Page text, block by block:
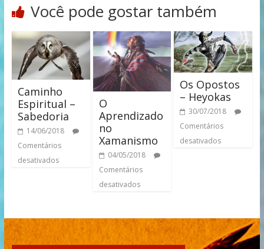
Você pode gostar também
Caminho
Espiritual –
Sabedoria
14/06/2018
Comentários
desativados
O
Aprendizado
no
Xamanismo
04/05/2018
Comentários
desativados
Os Opostos
– Heyokas
30/07/2018
Comentários
desativados